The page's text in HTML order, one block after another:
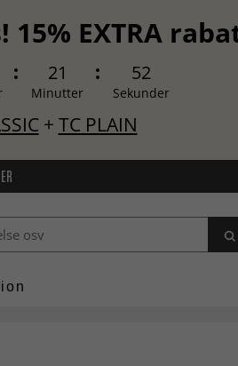
15% EXTRA
21
Minutter
51
Sekunder
+ TC PLAIN